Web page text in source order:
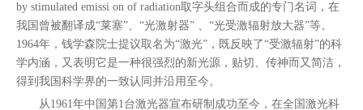
by stimulated emissi on of radiation取字头组合而成的专门名词，在
我国曾被翻译成“莱塞”、“光激射器” 、“光受激辐射放大器”等。
1964年，钱学森院士提议取名为“激光”，既反映了“受激辐射”的科
学内涵，又表明它是一种很强烈的新光源，贴切、传神而又简洁，
得到我国科学界的一致认同并沿用至今。
从1961年中国第1台激光器宣布研制成功至今，在全国激光科